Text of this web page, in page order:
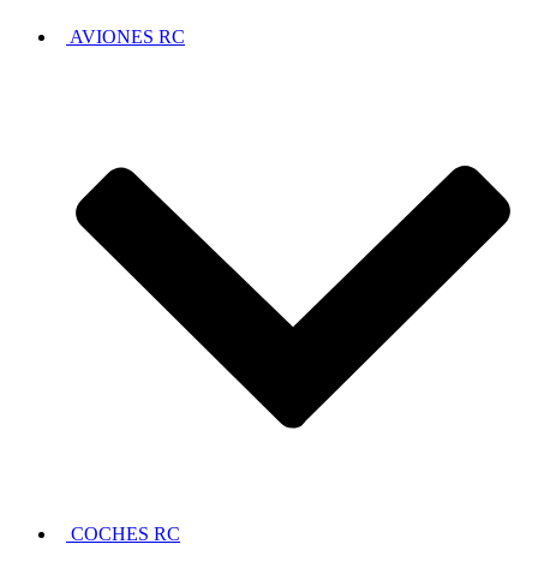
AVIONES RC
COCHES RC